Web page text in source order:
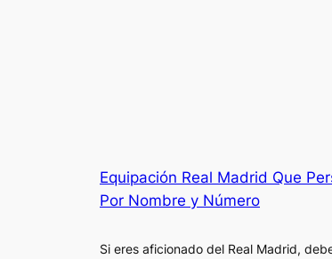
Equipación Real Madrid Que
Por Nombre y Número
Si eres aficionado del Real Madrid,